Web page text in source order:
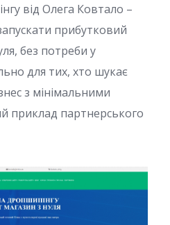
від Олега Ковтало –
прибутковий
без потреби у
для тих, хто шукає
з мінімальними
приклад партнерського